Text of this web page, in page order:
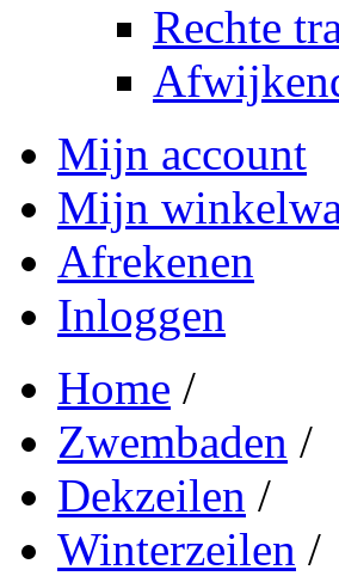
Rechte
Mijn account
Mijn
Afrekenen
Inloggen
Home /
Zwembaden /
Dekzeilen /
Winterzeilen /